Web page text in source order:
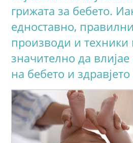
грижата за бебето.
едноставно,
производи и
значително да
на бебето и